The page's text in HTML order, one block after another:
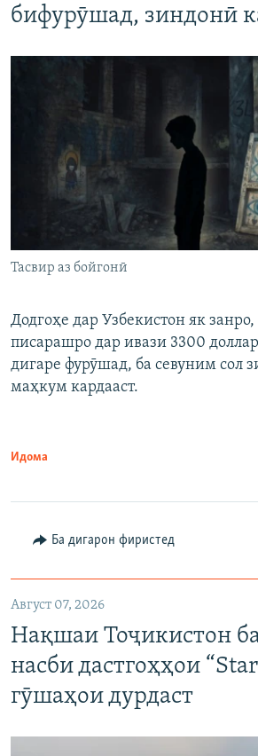
бифурӯшад, зиндонӣ
Тасвир аз бойгонӣ
Додгоҳе дар Узбекистон як занро,
писарашро дар ивази 3300
дигаре фурӯшад, ба севуним сол
маҳкум кардааст.
Идома
Ба дигарон фиристед
Август 07, 2026
Нақшаи Тоҷикистон
насби дастгоҳҳои
гӯшаҳои дурдаст